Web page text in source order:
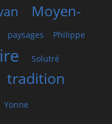
Moyen-
paysages Philippe
Solutré
tradition
Yonne